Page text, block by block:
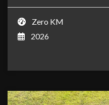
Zero KM
2026